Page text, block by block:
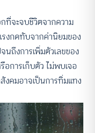
ที่จะจบชีวิตจากความ
รงกดทับจากค่านิยมของ
นถึงการเพิ่มตัวเลขของ
อการเก็บตัว ไม่พบเจอ
งคมอาจเป็นการทิ่มแทง